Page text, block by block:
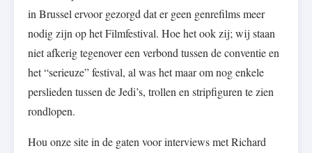
in Brussel ervoor gezorgd dat er geen genrefilms meer
nodig zijn op het Filmfestival. Hoe het ook zij; wij staan
niet afkerig tegenover een verbond tussen de conventie en
het “serieuze” festival, al was het maar om nog enkele
perslieden tussen de Jedi’s, trollen en stripfiguren te zien
rondlopen.
Hou onze site in de gaten voor interviews met Richard